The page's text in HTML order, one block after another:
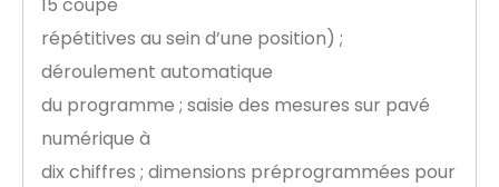
15 coupe
répétitives au sein d’une position) ;
déroulement automatique
du programme ; saisie des mesures sur pavé
numérique à
dix chiffres ; dimensions préprogrammées pour